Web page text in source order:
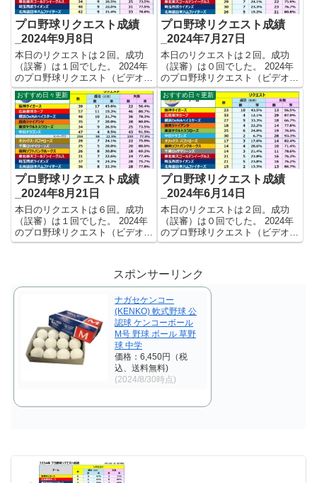
プロ野球リクエスト成績
_2024年9月8日
本日のリクエストは２回。成功
（誤審）は１回でした。 2024年
のプロ野球リクエスト（ビデオ判
定）成績を記録集計しています。
今シーズンのリクエスト成功率は
これで22.6%。リクエスト数491
回、成功111回、失敗380回とな
りました。 【リク...
プロ野球リクエスト成績
_2024年7月27日
本日のリクエストは２回。成功
（誤審）は０回でした。 2024年
のプロ野球リクエスト（ビデオ判
定）成績を記録集計しています。
今シーズンのリクエスト成功率は
これで23.8%。リクエスト数365
回、成功87回、失敗278回となり
ました。 【リク...
おすすめ日々更新
プロ野球リクエスト成績
_2024年8月21日
本日のリクエストは６回。成功
（誤審）は１回でした。 2024年
のプロ野球リクエスト（ビデオ判
定）成績を記録集計しています。
回、成功102回、失敗340回とな
りました。 【リク...
おすすめ日々更新
プロ野球リクエスト成績
_2024年6月14日
本日のリクエストは２回。成功
（誤審）は０回でした。 2024年
のプロ野球リクエスト（ビデオ判
定）成績を記録集計しています。
回、成功57回、失敗201回となり
ました。 【リク...
スポンサーリンク
ナガセケンコー
(KENKO) 軟式野球 公
認球 ケンコーボール
M号 野球 ボール 草野
球 中学
価格：6,450円（税
込、送料無料)
(2024/8/30時点)